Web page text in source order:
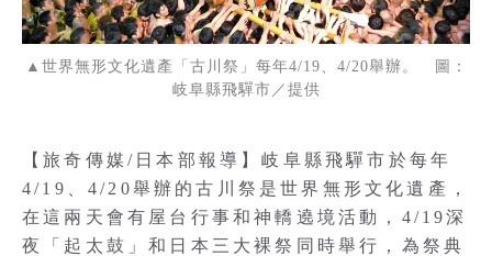
▲世界無形文化遺產「古川祭」每年4/19、4/20舉辦。 圖：
岐阜縣飛驒市／提供
【旅奇傳媒/日本部報導】岐阜縣飛驒市於每年
4/19、4/20舉辦的古川祭是世界無形文化遺產，
在這兩天會有屋台行事和神轎遶境活動，4/19深
夜「起太鼓」和日本三大裸祭同時舉行，為祭典